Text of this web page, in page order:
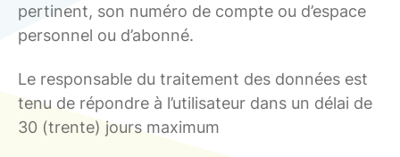
pertinent, son numéro de compte ou d’espace
personnel ou d’abonné.
Le responsable du traitement des données est
tenu de répondre à l’utilisateur dans un délai de
30 (trente) jours maximum